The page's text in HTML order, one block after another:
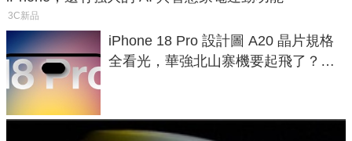
3C新品
iPhone 18 Pro 設計圖 A20 晶片規格
全看光，華強北山寨機要起飛了？專